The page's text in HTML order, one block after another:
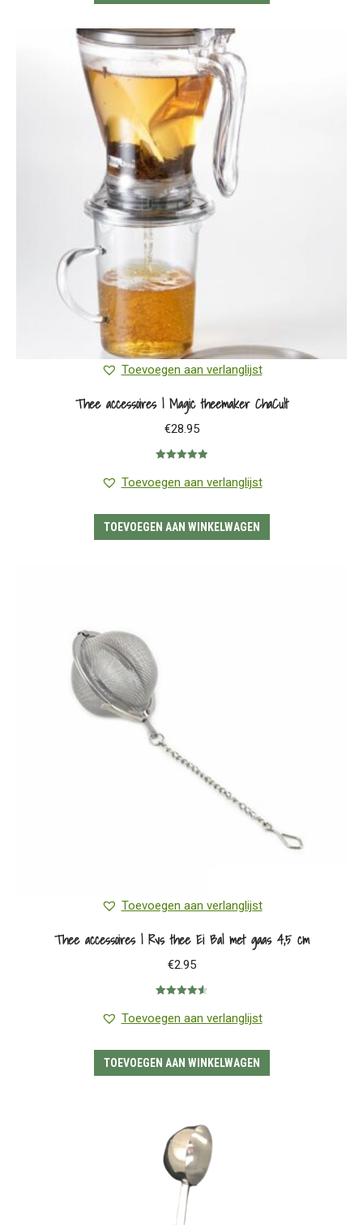
Toevoegen aan verlanglijst
Thee accessoires | Magic theemaker ChaCult
€28.95
5.00 uit 5
Toevoegen aan verlanglijst
TOEVOEGEN AAN WINKELWAGEN
Toevoegen aan verlanglijst
Thee accessoires | Rvs thee Ei Bal met gaas 4,5 cm
€2.95
4.60uit 5
Toevoegen aan verlanglijst
TOEVOEGEN AAN WINKELWAGEN